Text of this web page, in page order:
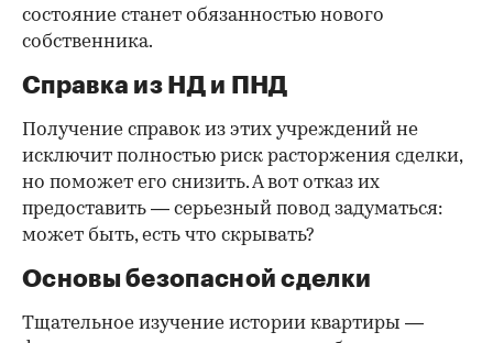
состояние станет обязанностью нового
собственника.
Справка из НД и ПНД
Получение справок из этих учреждений не
исключит полностью риск расторжения сделки,
но поможет его снизить. А вот отказ их
предоставить — серьезный повод задуматься:
может быть, есть что скрывать?
Основы безопасной сделки
Тщательное изучение истории квартиры —